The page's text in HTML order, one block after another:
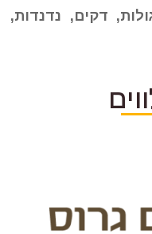
דקים, נדנדות,